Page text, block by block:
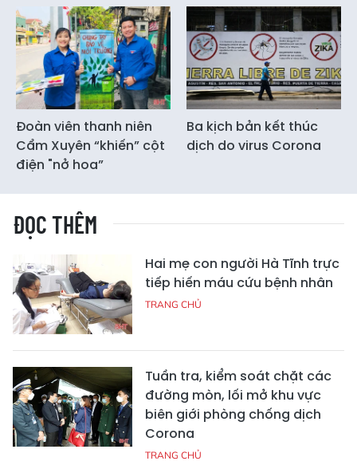
Đoàn viên thanh niên
Cẩm Xuyên “khiến” cột
điện "nở hoa”
Ba kịch bản kết thúc
dịch do virus Corona
ĐỌC THÊM
Hai mẹ con người Hà Tĩnh trực
tiếp hiến máu cứu bệnh nhân
TRANG CHỦ
Tuần tra, kiểm soát chặt các
đường mòn, lối mở khu vực
biên giới phòng chống dịch
Corona
TRANG CHỦ